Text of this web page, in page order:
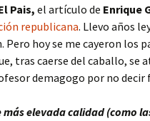
Pais,el artículo de Enrique
republicana. Llevo años
hoy se me cayeron los
tras caerse del caballo, se
demagogo por no decir
más elevada calidad (como